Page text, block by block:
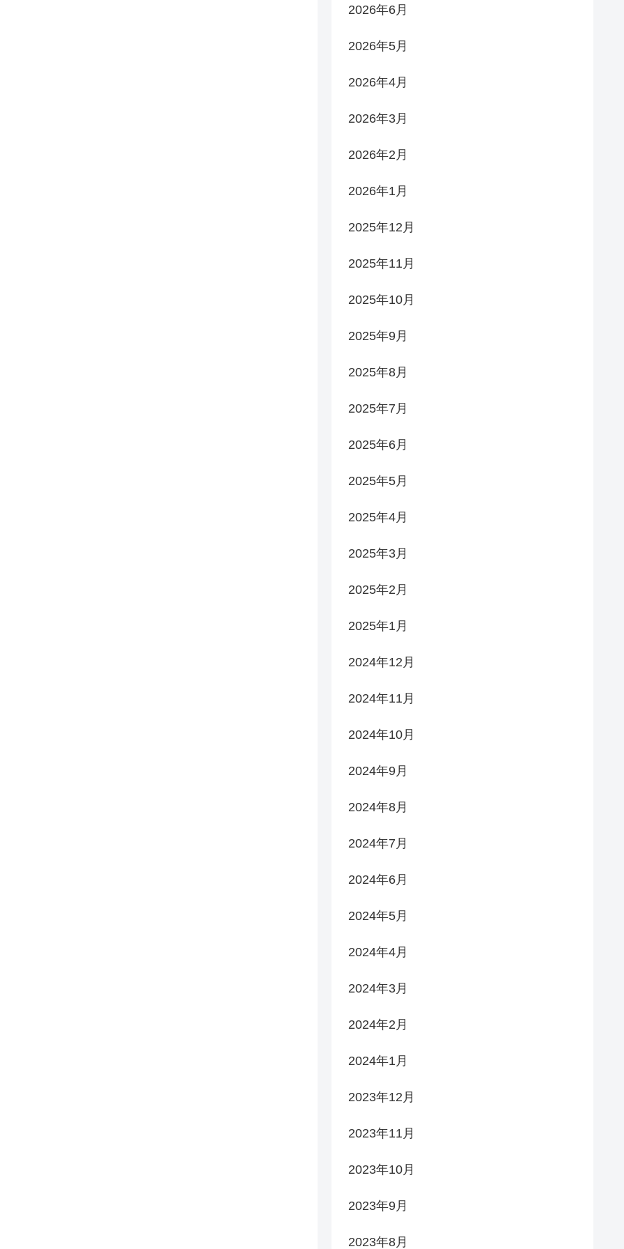
2026年6月
2026年5月
2026年4月
2026年3月
2026年2月
2026年1月
2025年12月
2025年11月
2025年10月
2025年9月
2025年8月
2025年7月
2025年6月
2025年5月
2025年4月
2025年3月
2025年2月
2025年1月
2024年12月
2024年11月
2024年10月
2024年9月
2024年8月
2024年7月
2024年6月
2024年5月
2024年4月
2024年3月
2024年2月
2024年1月
2023年12月
2023年11月
2023年10月
2023年9月
2023年8月